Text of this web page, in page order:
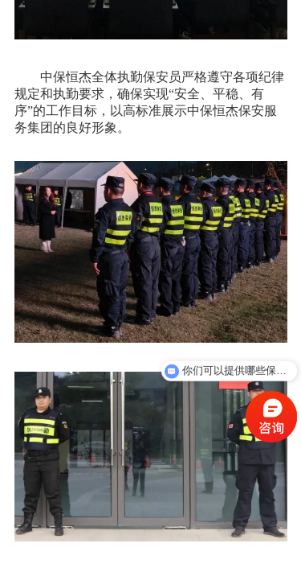
中保恒杰全体执勤保安员严格遵守各项纪律
规定和执勤要求，确保实现“安全、平稳、有
序”的工作目标，以高标准展示中保恒杰保安服
务集团的良好形象。